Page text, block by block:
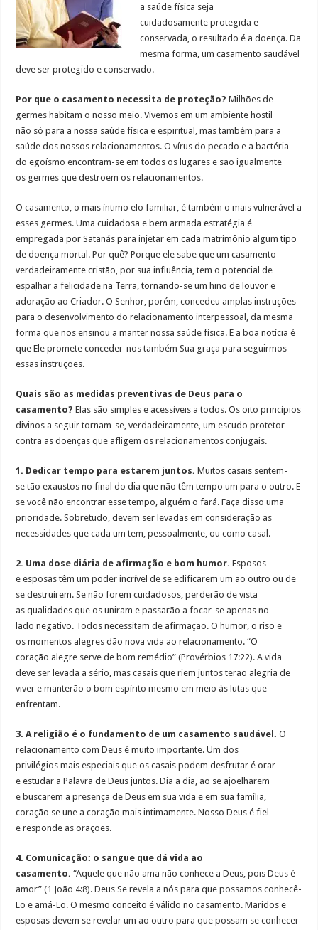
a saúde física seja
cuidadosamente protegida e
conservada, o resultado é a doença. Da
mesma forma, um casamento saudável
deve ser protegido e conservado.
Por que o casamento necessita de proteção? Milhões de
germes habitam o nosso meio. Vivemos em um ambiente hostil
não só para a nossa saúde física e espiritual, mas também para a
saúde dos nossos relacionamentos. O vírus do pecado e a bactéria
do egoísmo encontram-se em todos os lugares e são igualmente
os germes que destroem os relacionamentos.
O casamento, o mais íntimo elo familiar, é também o mais vulnerável a
esses germes. Uma cuidadosa e bem armada estratégia é
empregada por Satanás para injetar em cada matrimônio algum tipo
de doença mortal. Por quê? Porque ele sabe que um casamento
verdadeiramente cristão, por sua influência, tem o potencial de
espalhar a felicidade na Terra, tornando-se um hino de louvor e
adoração ao Criador. O Senhor, porém, concedeu amplas instruções
para o desenvolvimento do relacionamento interpessoal, da mesma
forma que nos ensinou a manter nossa saúde física. E a boa notícia é
que Ele promete conceder-nos também Sua graça para seguirmos
essas instruções.
Quais são as medidas preventivas de Deus para o
casamento? Elas são simples e acessíveis a todos. Os oito princípios
divinos a seguir tornam-se, verdadeiramente, um escudo protetor
contra as doenças que afligem os relacionamentos conjugais.
1. Dedicar tempo para estarem juntos. Muitos casais sentem-
se tão exaustos no final do dia que não têm tempo um para o outro. E
se você não encontrar esse tempo, alguém o fará. Faça disso uma
prioridade. Sobretudo, devem ser levadas em consideração as
necessidades que cada um tem, pessoalmente, ou como casal.
2. Uma dose diária de afirmação e bom humor. Esposos
e esposas têm um poder incrível de se edificarem um ao outro ou de
se destruírem. Se não forem cuidadosos, perderão de vista
as qualidades que os uniram e passarão a focar-se apenas no
lado negativo. Todos necessitam de afirmação. O humor, o riso e
os momentos alegres dão nova vida ao relacionamento. “O
coração alegre serve de bom remédio” (Provérbios 17:22). A vida
deve ser levada a sério, mas casais que riem juntos terão alegria de
viver e manterão o bom espírito mesmo em meio às lutas que
enfrentam.
3. A religião é o fundamento de um casamento saudável. O
relacionamento com Deus é muito importante. Um dos
privilégios mais especiais que os casais podem desfrutar é orar
e estudar a Palavra de Deus juntos. Dia a dia, ao se ajoelharem
e buscarem a presença de Deus em sua vida e em sua família,
coração se une a coração mais intimamente. Nosso Deus é fiel
e responde as orações.
4. Comunicação: o sangue que dá vida ao
casamento. “Aquele que não ama não conhece a Deus, pois Deus é
amor” (1 João 4:8). Deus Se revela a nós para que possamos conhecê-
Lo e amá-Lo. O mesmo conceito é válido no casamento. Maridos e
esposas devem se revelar um ao outro para que possam se conhecer